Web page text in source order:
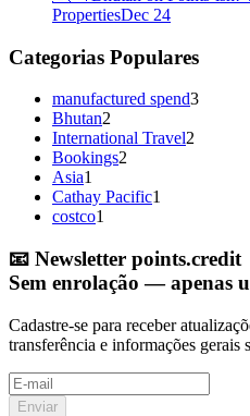
PropertiesDec 24
Categorias Populares
manufactured spend3
Bhutan2
International Travel2
Bookings2
Asia1
Cathay Pacific1
costco1
📧 Newsletter points.credit
Sem enrolação — apenas
Cadastre-se para receber
transferência e informações gerais
Enviar